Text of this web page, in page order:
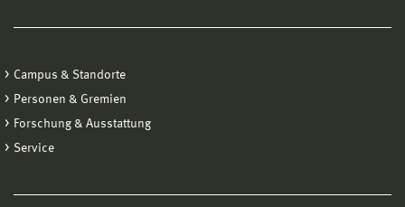
Campus & Standorte
Personen & Gremien
Forschung & Ausstattung
Service